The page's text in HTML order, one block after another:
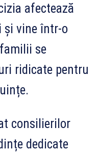
afectează
și vine într-o
se
ridicate pentru
consilierilor
dedicate